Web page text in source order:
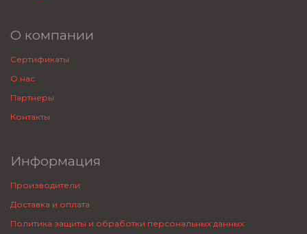
О компании
Сертификаты
О нас
Партнеры
Контакты
Информация
Производители
Доставка и оплата
Политика защиты и обработки персональных данных